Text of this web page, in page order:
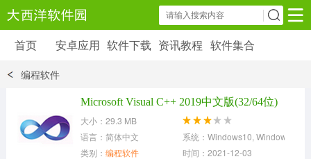
安卓应用 软件下载 资讯教程
6179 款应用
39 款应用
首页 安卓应用 软件下载 资讯教程 软件集合
编程软件
Microsoft Visual C++ 2019中文版(32/64位)
大小：29.3 MB
语言：简体中文
系统：Windows10, Windows8,
类别： 编程软件 时间：2021-12-03